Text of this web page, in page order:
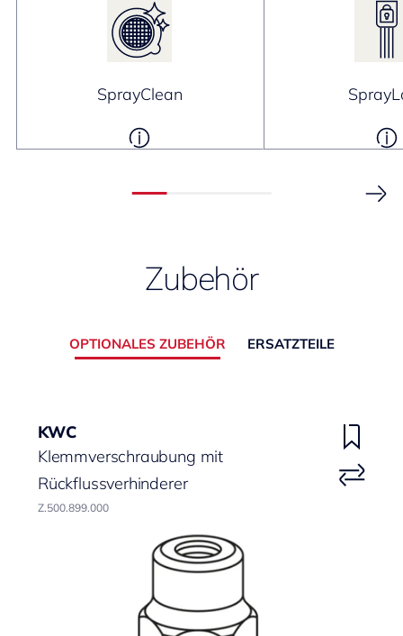
SprayClean
Zubehör
OPTIONALES ZUBEHÖR ERSATZTEILE
KWC
Klemmverschraubung mit
Rückflussverhinderer
Z.500.899.000